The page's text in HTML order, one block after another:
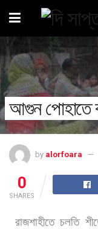
আগুন পোহাতে
by alorfoara
0
SHARES
রাজশাহীতে চলতি